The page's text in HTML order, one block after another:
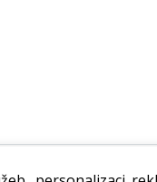
trvalá